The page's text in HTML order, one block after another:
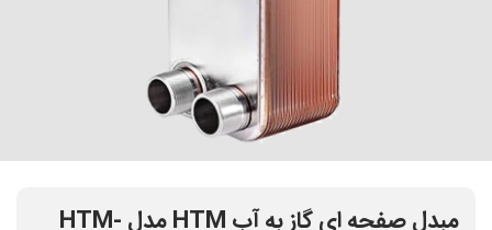
مبدل صفحه ای گاز به آب HTM مدل HTM-